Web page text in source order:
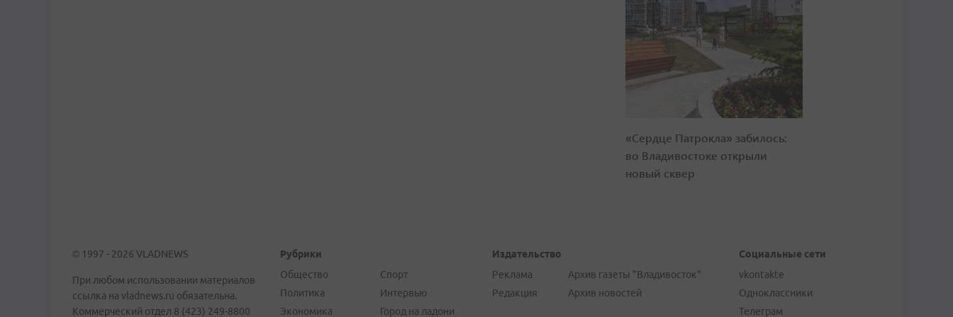
«Сердце Патрокла» забилось:
во Владивостоке открыли
новый сквер
© 1997 - 2026 VLADNEWS
При любом использовании материалов
ссылка на vladnews.ru обязательна.
Коммерческий отдел 8 (423) 249-8800
Рубрики
Общество
Политика
Экономика
Спорт
Интервью
Город на ладони
Издательство
Реклама
Редакция
Архив газеты "Владивосток"
Архив новостей
Социальные сети
vkontakte
Одноклассники
Телеграм